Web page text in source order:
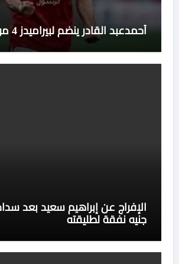
أحمدعبد القادر ينضم لبيراميدز 4 مواسم
جنيه نفقة لطليقته